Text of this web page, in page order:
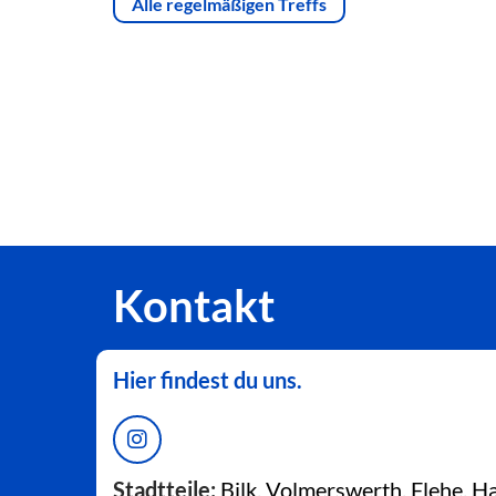
Kontakt
Hier findest du uns.
Stadtteile: Bilk, Volmerswerth, Flehe,